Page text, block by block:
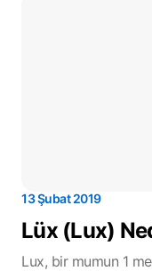
13 Şubat 2019
Lüx (Lux)
Lux, bir mumun 1